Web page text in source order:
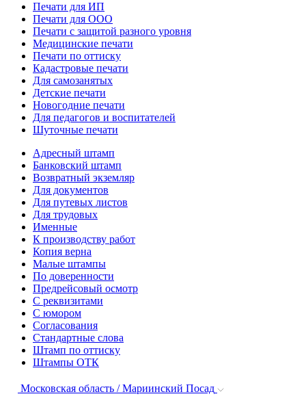
Печати для ИП
Печати для ООО
Печати с защитой разного уровня
Медицинские печати
Печати по оттиску
Кадастровые печати
Для самозанятых
Детские печати
Новогодние печати
Для педагогов и воспитателей
Шуточные печати
Адресный штамп
Банковский штамп
Возвратный экземляр
Для документов
Для путевых листов
Для трудовых
Именные
К производству работ
Копия верна
Малые штампы
По доверенности
Предрейсовый осмотр
С реквизитами
С юмором
Согласования
Стандартные слова
Штамп по оттиску
Штампы ОТК
Московская область / Мариинский Посад